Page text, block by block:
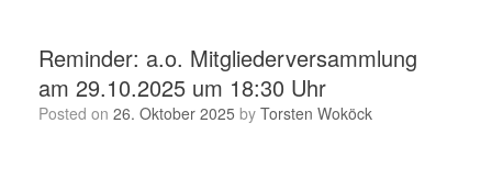
Reminder: a.o. Mitgliederversammlung
am 29.10.2025 um 18:30 Uhr
Posted on 26. Oktober 2025 by Torsten Woköck